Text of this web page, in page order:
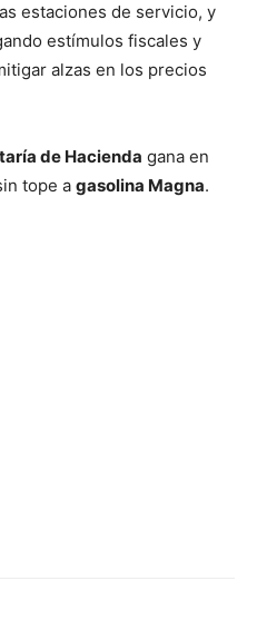
estaciones de servicio, y
estímulos fiscales y
alzas en los precios
de Hacienda gana en
tope a gasolina Magna.